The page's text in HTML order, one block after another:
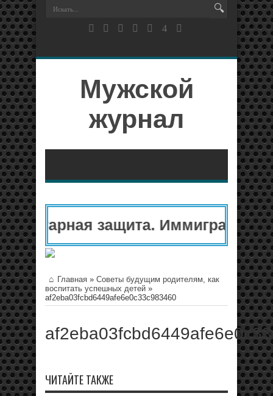
Мужской
журнал
защита.
Главная » Советы будущим родителям, как
воспитать успешных детей »
af2eba03fcbd6449afe6e0c33c983460
ЧИТАЙТЕ ТАКЖЕ